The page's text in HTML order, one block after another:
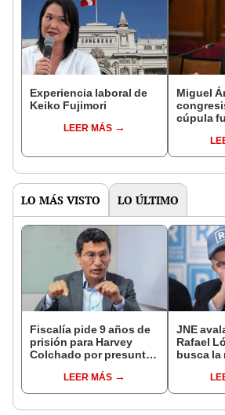
Experiencia laboral de
Keiko Fujimori
LEER MÁS
Miguel
cúpula
del
LO MÁS VISTO LO ÚLTIMO
Fiscalía pide 9 años de
prisión para Harvey
Colchado por presunta
incompatible y falsedad
ideológica
LEER MÁS
JNE
Rafael
busca la